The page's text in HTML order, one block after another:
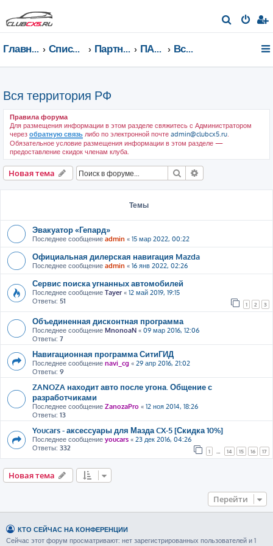
о
Главная страница Список форумов Партнеры клуба ПАРТНЕРЫ КЛУБА Вся территория РФ
Вся территория РФ
Правила форума
Для размещения информации в этом разделе свяжитесь с Администратором
через обратную связь либо по электронной почте admin@clubcx5.ru.
Обязательное условие размещения информации в этом разделе —
предоставление скидок членам клуба.
Новая тема Поиск
Темы
Эвакуатор «Гепард»
Последнее сообщение admin « 15 мар 2022, 00:22
Официальная дилерская навигация Mazda
Последнее сообщение admin « 16 янв 2022, 02:26
Сервис поиска угнанных автомобилей
Последнее сообщение Tayer« 12 май 2019, 19:15
Ответы: 51 1 2 3
Объединенная дисконтная программа
Последнее сообщение MnonoaN « 09 мар 2016, 12:06
Ответы: 7
Навигационная программа СитиГИД
Последнее сообщение navi_cg « 29 апр 2016, 21:02
Ответы: 9
ZANOZA находит авто после угона. Общение с
разработчиками
Последнее сообщение ZanozaPro « 12 ноя 2014, 18:26
Ответы: 13
Youcars - аксессуары для Мазда CX-5 [Скидка 10%]
Последнее сообщение youcars « 23 дек 2016, 04:26
Ответы: 332 1 14 15 16 17
Новая тема
Перейти
КТО СЕЙЧАС НА КОНФЕРЕНЦИИ
Сейчас этот форум просматривают: нет зарегистрированных пользователей и 1